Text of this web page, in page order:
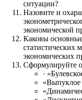
ситуации?
Назовите и
экономической
Каковы
статистических
экономических
Сформулируйте
·
«Выпуклое